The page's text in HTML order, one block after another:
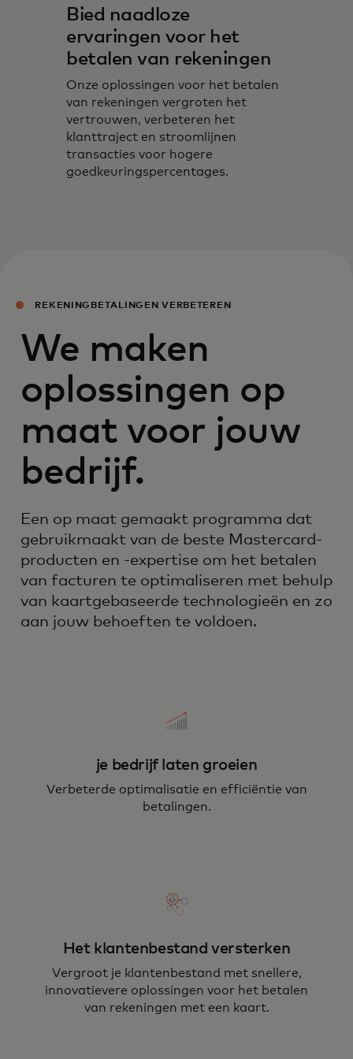
Bied naadloze
ervaringen voor het
betalen van rekeningen
Onze oplossingen voor het betalen
van rekeningen vergroten het
vertrouwen, verbeteren het
klanttraject en stroomlijnen
transacties voor hogere
goedkeuringspercentages.
REKENINGBETALINGEN VERBETEREN
We maken
oplossingen op
maat voor jouw
bedrijf.
Een op maat gemaakt programma dat
gebruikmaakt van de beste Mastercard-
producten en -expertise om het betalen
van facturen te optimaliseren met behulp
van kaartgebaseerde technologieën en zo
aan jouw behoeften te voldoen.
je bedrijf laten groeien
Verbeterde optimalisatie en efficiëntie van
betalingen.
Het klantenbestand versterken
Vergroot je klantenbestand met snellere,
innovatievere oplossingen voor het betalen
van rekeningen met een kaart.